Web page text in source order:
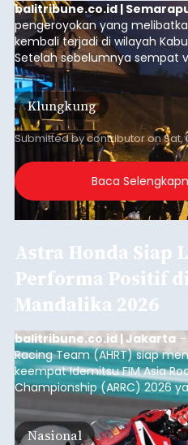
balitribune.co.id |
pengeroyokan yang
kembali terjadi di wilayah
Setelah sebelumnya sempat
keributan di barat Pasar
kini menimpa seorang
Sumba Barat Daya (SBD),
(NTT).
Klungkung
Submitted bycontributoronSat,
Baca
Astra Honda Siap
Performa Positif
Mandalika 2026
balitribune.co.id | Jakarta
Racing Team (AHRT) siap
keempat Idemitsu FIM Asia
Championship (ARRC) 2026
berlangsung di Pertamina
International Circuit, Lombok,
Barat, pada 7–9 Agustus 2026.
Nasional